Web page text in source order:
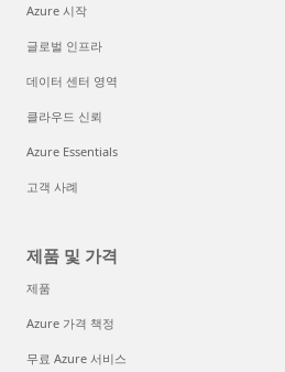
Azure 시작
글로벌 인프라
데이터 센터 영역
클라우드 신뢰
Azure Essentials
고객 사례
제품 및 가격
제품
Azure 가격 책정
무료 Azure 서비스